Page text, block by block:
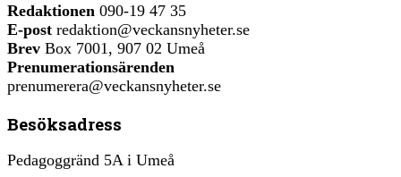
Redaktionen 090-19 47 35
E-post redaktion@veckansnyheter.se
Brev Box 7001, 907 02 Umeå
Prenumerationsärenden
prenumerera@veckansnyheter.se
Besöksadress
Pedagoggränd 5A i Umeå